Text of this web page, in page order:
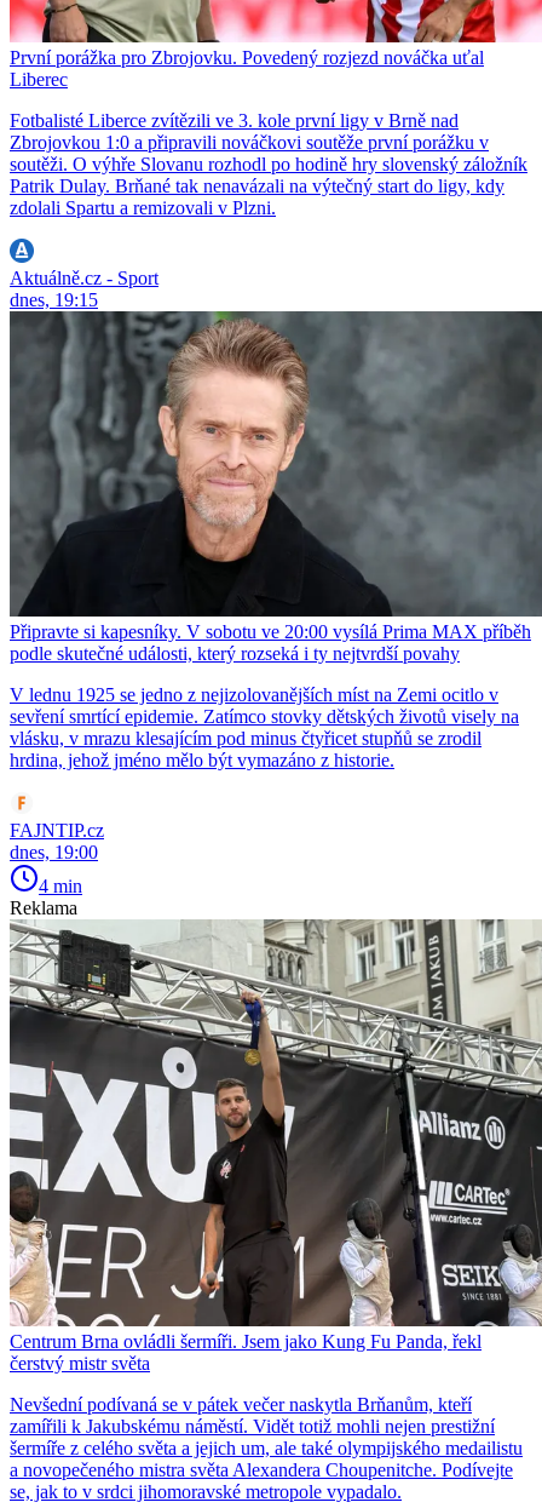
První porážka pro Zbrojovku. Povedený rozjezd nováčka uťal
Liberec
Fotbalisté Liberce zvítězili ve 3. kole první ligy v Brně nad
Zbrojovkou 1:0 a připravili nováčkovi soutěže první porážku v
soutěži. O výhře Slovanu rozhodl po hodině hry slovenský záložník
Patrik Dulay. Brňané tak nenavázali na výtečný start do ligy, kdy
zdolali Spartu a remizovali v Plzni.
Aktuálně.cz - Sport
dnes, 19:15
Připravte si kapesníky. V sobotu ve 20:00 vysílá Prima MAX příběh
podle skutečné události, který rozseká i ty nejtvrdší povahy
V lednu 1925 se jedno z nejizolovanějších míst na Zemi ocitlo v
sevření smrtící epidemie. Zatímco stovky dětských životů visely na
vlásku, v mrazu klesajícím pod minus čtyřicet stupňů se zrodil
hrdina, jehož jméno mělo být vymazáno z historie.
FAJNTIP.cz
dnes, 19:00
4 min
Reklama
Centrum Brna ovládli šermíři. Jsem jako Kung Fu Panda, řekl
čerstvý mistr světa
Nevšední podívaná se v pátek večer naskytla Brňanům, kteří
zamířili k Jakubskému náměstí. Vidět totiž mohli nejen prestižní
šermíře z celého světa a jejich um, ale také olympijského medailistu
a novopečeného mistra světa Alexandera Choupenitche. Podívejte
se, jak to v srdci jihomoravské metropole vypadalo.